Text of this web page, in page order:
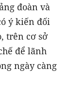
đoàn và
ý kiến đối
trên cơ sở
để lãnh
ngày càng